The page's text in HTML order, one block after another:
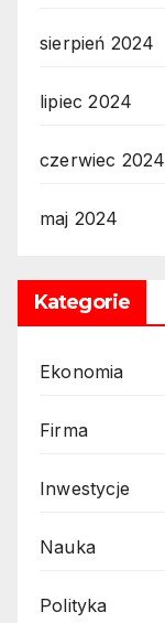
sierpień 2024
lipiec 2024
czerwiec 2024
maj 2024
Kategorie
Ekonomia
Firma
Inwestycje
Nauka
Polityka